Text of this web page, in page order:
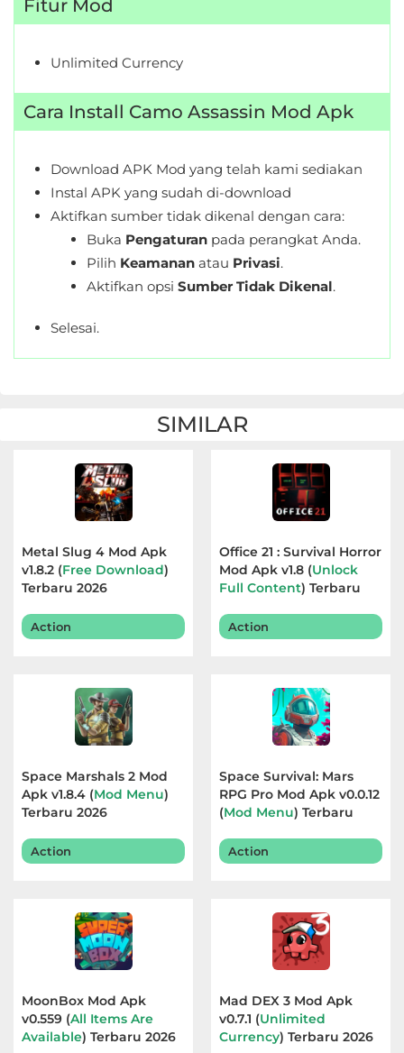
Personalisasi
Personalization
Photography
Shopping
Players
&
Editors
Weather
Fitur Mod
Unlimited Currency
Cara Install Camo Assassin Mod Apk
Download APK Mod yang telah kami sediakan
Instal APK yang sudah di-download
Aktifkan sumber tidak dikenal dengan cara:
Buka Pengaturan pada perangkat Anda.
Pilih Keamanan atau Privasi.
Aktifkan opsi Sumber Tidak Dikenal.
Selesai.
SIMILAR
Metal Slug 4 Mod Apk
v1.8.2 (Free Download)
Terbaru 2026
Action
Office 21 : Survival Horror
Mod Apk v1.8 (Unlock
Full Content) Terbaru
Action
Space Marshals 2 Mod
Apk v1.8.4 (Mod Menu)
Terbaru 2026
Action
Space Survival: Mars
RPG Pro Mod Apk v0.0.12
(Mod Menu) Terbaru
Action
MoonBox Mod Apk
v0.559 (All Items Are
Available) Terbaru 2026
Mad DEX 3 Mod Apk
v0.7.1 (Unlimited
Currency) Terbaru 2026